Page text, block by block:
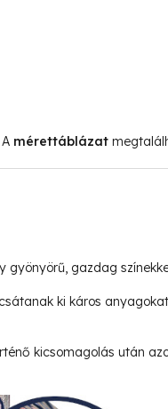
A mérettáblázat
gazdag
ki káros
kicsomagolás után